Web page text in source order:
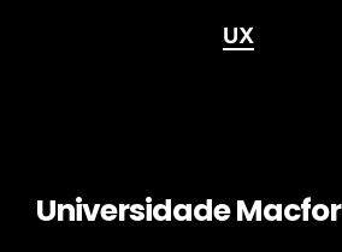
UX
Universidade Macfor